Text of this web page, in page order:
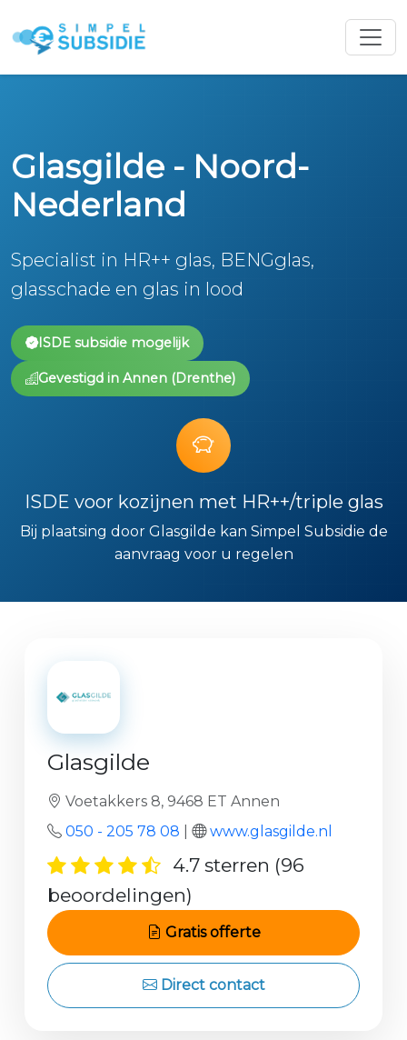
Glasgilde - Noord-
Nederland
Specialist in HR++ glas, BENGglas,
glasschade en glas in lood
ISDE subsidie mogelijk
Gevestigd in Annen (Drenthe)
ISDE voor kozijnen met HR++/triple glas
Bij plaatsing door Glasgilde kan Simpel Subsidie de
aanvraag voor u regelen
Glasgilde
Voetakkers 8, 9468 ET Annen
050 - 205 78 08
www.glasgilde.nl
4.7 sterren (96
beoordelingen)
Gratis offerte
Direct contact